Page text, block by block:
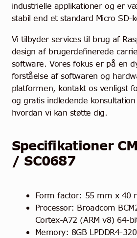
industrielle applikationer og er
stabil end et standard Micro SD-
Vi tilbyder services til brug af
design af brugerdefinerede
software. Vores fokus er på en
forståelse af softwaren og
platformen, kontakt os venligst
og gratis indledende
hvordan vi kan støtte dig.
Specifikationer
/ SC0687
Form factor: 55 mm x 40
Processor: Broadcom
Cortex-A72 (ARM v8) 64-
Memory: 8GB LPDDR4-